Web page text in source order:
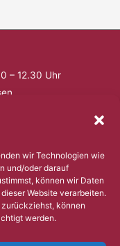
wir Technologien wie
und/oder darauf
können wir Daten
Website verarbeiten.
können
werden.
– 12.30 Uhr
den